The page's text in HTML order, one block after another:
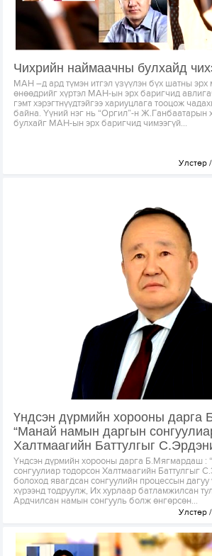
Чихрийн наймаачны булхайд
МАН –д ард түмэн итгэл үзүүлэн бүх шатны эрх
өнөөдрийг хүртэл МАН-ын эрх баригчид
гэмт хэрэгтнүүдтэйгээ хариуцлага тооцож
байна. Үүний нэг нь “Оргил”-н Ж.Ганбаатарын
булхайг МАН-ын эрх баригчид чимээгүй...
Улстөр
Үндсэн дүрмийн хорооны дарга
“Манай намын даргын
Халтмаагийн Баттулгыг
Үндсэн дүрмийн хорооны дарга Б.Мягмардаш :
сонгуулиар тодорсон Халтмаагийн Баттулгыг
болоход явагдсан сонгуулийн процессын дагуу
хүрээнд тодруулж, Их хурлаар батламжилсан
Ардчилсан намын сонгууль болж өнгөрсөн...
Улстөр